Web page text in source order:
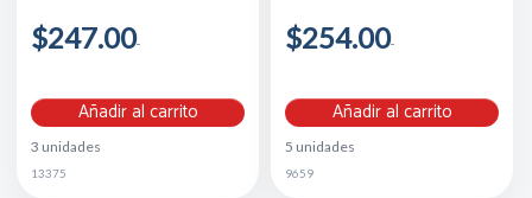
$247.00
Añadir al carrito
3 unidades
13375
$254.00
Añadir al carrito
5 unidades
9659